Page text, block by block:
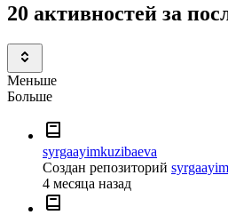
20 активностей за
Меньше
Больше
syrgaayimkuzibaeva
Создан репозиторий
4 месяца назад